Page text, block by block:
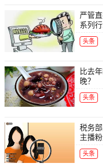
严管
系列
头条
比去
晚？
头条
税务
主播
头条